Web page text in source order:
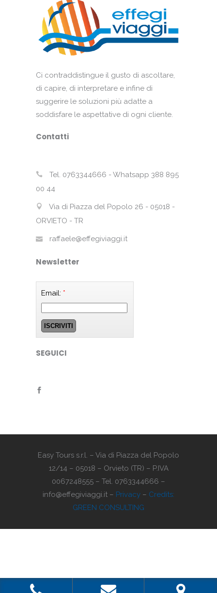
Ci contraddistingue il gusto di ascoltare,
di capire, di interpretare e infine di
suggerire le soluzioni più adatte a
soddisfare le aspettative di ogni cliente.
Contatti
Tel. 0763344666 - Whatsapp 388 895
00 44
Via di Piazza del Popolo 26 - 05018 -
ORVIETO - TR
raffaele@effegiviaggi.it
Newsletter
Email: *
SEGUICI
Easy Tours s.r.l. – Via di Piazza del Popolo
12/14 – 05018 – Orvieto (TR) – P.IVA
0067248555 – Tel. 0763344666 –
info@effegiviaggi.it – Privacy – Credits:
GREEN CONSULTING